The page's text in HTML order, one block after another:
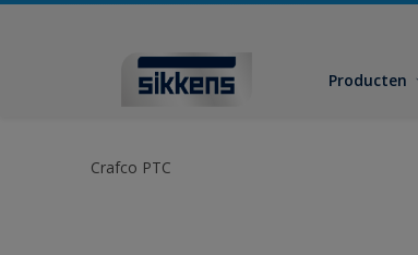
Producten
Crafco PTC